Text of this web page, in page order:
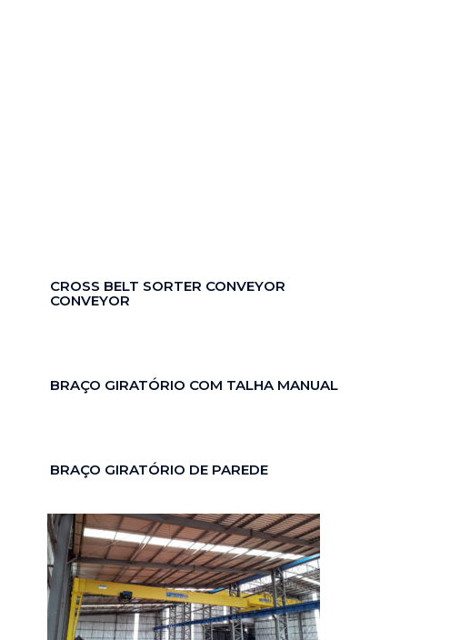
CROSS BELT SORTER CONVEYOR
CONVEYOR
BRAÇO GIRATÓRIO COM TALHA MANUAL
BRAÇO GIRATÓRIO DE PAREDE